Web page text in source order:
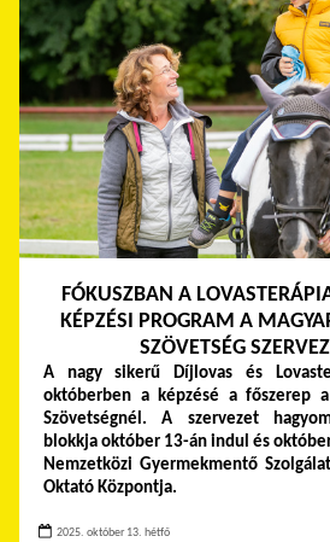
FÓKUSZBAN A
KÉPZÉSI PROGRAM A
SZÖVETSÉG
A nagy sikerű Díjlovas és
októberben a képzésé a főszerep
Szövetségnél. A szervezet
blokkja október 13-án indul és
Nemzetközi Gyermekmentő
Oktató Központja.
2025. október 13. hétfő